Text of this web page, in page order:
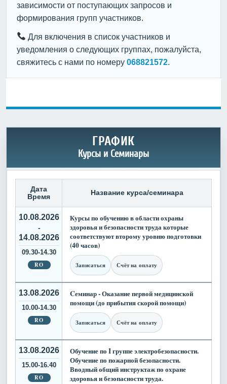
зависимости от поступающих запросов и
формирования групп участников.
Для включения в список участников и
уведомления о следующих группах, пожалуйста,
свяжитесь с нами по номеру 068821572.
ГРАФИК
Курсы и Семинары
Дата
Время
Название курса/семинара
10.08.2026
-
14.08.2026
09.30-14.30
RO
Курсы по обучению в области охраны
здоровья и безопасности труда которые
соответствуют второму уровню подготовки
(40 часов)
Записаться Счёт на оплату
13.08.2026
10.00-14.30
RO
Cеминар - Оказание первой медицинской
помощи (до прибытия скорой помощи)
Записаться Счёт на оплату
13.08.2026
15.00-16.40
RO
Обучение по I группе электробезопасности.
Обучение по пожарной безопасности.
Вводный общий инструктаж по охране
здоровья и безопасности труда.